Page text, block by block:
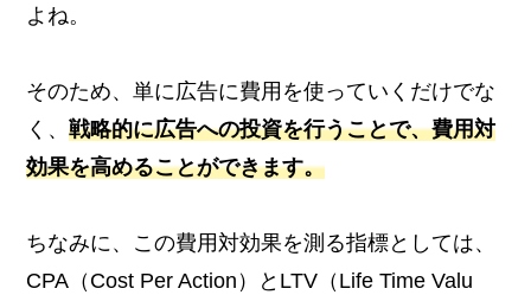
よね。
そのため、単に広告に費用を使っていくだけでな
く、戦略的に広告への投資を行うことで、費用対
効果を高めることができます。
ちなみに、この費用対効果を測る指標としては、
CPA（Cost Per Action）とLTV（Life Time Valu